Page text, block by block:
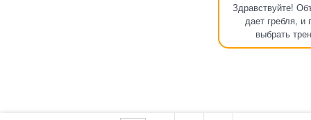
Здравствуйте!
дает гребля,
выбрать